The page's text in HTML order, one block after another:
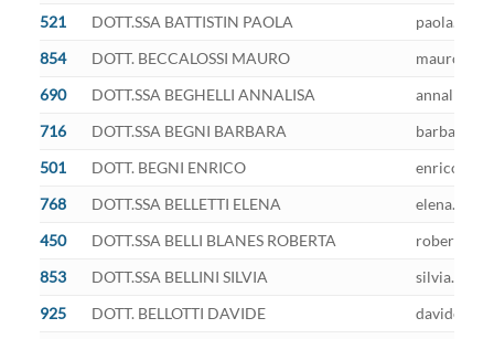
521
DOTT.SSA BATTISTIN PAOLA
854
DOTT. BECCALOSSI MAURO
690
DOTT.SSA BEGHELLI ANNALISA
716
DOTT.SSA BEGNI BARBARA
501
DOTT. BEGNI ENRICO
768
DOTT.SSA BELLETTI ELENA
450
DOTT.SSA BELLI BLANES ROBERTA
853
DOTT.SSA BELLINI SILVIA
925
DOTT. BELLOTTI DAVIDE